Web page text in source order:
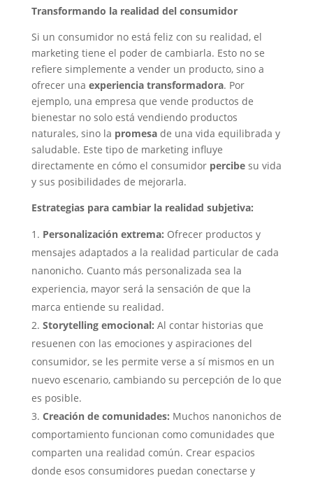
Transformando la realidad del consumidor
Si un consumidor no está feliz con su realidad, el
marketing tiene el poder de cambiarla. Esto no se
refiere simplemente a vender un producto, sino a
ofrecer una experiencia transformadora. Por
ejemplo, una empresa que vende productos de
bienestar no solo está vendiendo productos
naturales, sino la promesade una vida equilibrada y
saludable. Este tipo de marketing influye
directamente en cómo el consumidor percibesu vida
y sus posibilidades de mejorarla.
Estrategias para cambiar la realidad subjetiva:
Personalización extrema: Ofrecer productos y
mensajes adaptados a la realidad particular de cada
nanonicho. Cuanto más personalizada sea la
experiencia, mayor será la sensación de que la
marca entiende su realidad.
Storytelling emocional: Al contar historias que
resuenen con las emociones y aspiraciones del
consumidor, se les permite verse a sí mismos en un
nuevo escenario, cambiando su percepción de lo que
es posible.
Creación de comunidades: Muchos nanonichos de
comportamiento funcionan como comunidades que
comparten una realidad común. Crear espacios
donde esos consumidores puedan conectarse y